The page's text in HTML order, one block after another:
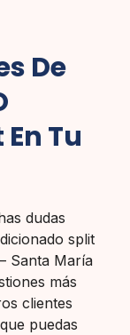
De
Tu
dudas
split
Santa María
más
clientes
puedas